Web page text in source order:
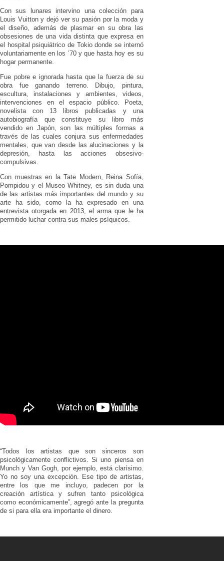
Con sus lunares intervino una colección para
Louis Vuitton y dejó ver su pasión por la moda y
el diseño, además de plasmar en su obra las
obsesiones de una vida distinta que expresa en
el hospital psiquiátrico de Tokio donde se internó
voluntariamente en los ’70 y que hasta hoy es su
hogar permanente.
Fue pobre e ignorada hasta que la fuerza de su
obra fue ganando terreno. Dibujo, pintura,
escultura, instalaciones y ambientes, videos,
intervenciones en el espacio público. Poeta,
novelista con 13 libros publicadas y una
autobiografía que constituye su libro más
vendido en Japón, son las múltiples formas a
través de las cuales conjura sus enfermedades
mentales, que van desde las alucinaciones y la
depresión, hasta las acciones obsesivo-
compulsivas.
Con muestras en la Tate Modern, Reina Sofía,
Pompidou y el Museo Whitney, es sin duda una
de las artistas más importantes del mundo y su
arte ha sido, como la ha expresado en una
entrevista otorgada en 2013, el arma que le ha
permitido luchar contra sus males psíquicos.
“Todos los artistas que son sinceros son
psicológicamente conflictivos. Si uno piensa en
Munch y Van Gogh, por ejemplo, está clarísimo.
Yo no soy una excepción. Ese tipo de artistas,
entre los que me incluyo, padecen por la
creación artística y sufren tanto psicológica
como económicamente”, agregó ante la pregunta
de si para ella era importante el dinero.